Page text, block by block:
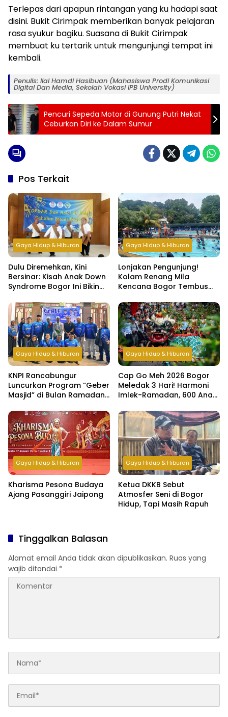
Terlepas dari apapun rintangan yang ku hadapi saat
disini. Bukit Cirimpak memberikan banyak pelajaran
rasa syukur bagiku. Suasana di Bukit Cirimpak
membuat ku tertarik untuk mengunjungi tempat ini
kembali.
Penulis: Ilal Hamdi Hasibuan (Mahasiswa Prodi Komunikasi
Digital Dan Media, Sekolah Vokasi IPB University)
Pencuri Sepeda Motor di Gunung Putri Nekat
Ceburkan Diri ke Dalam Sumur
Pos Terkait
Gaya Hidup & Hiburan
Dulu Diremehkan, Kini
Bersinar: Kisah Anak Down
Syndrome Bogor Ini Bikin
Gaya Hidup & Hiburan
Lonjakan Pengunjung!
Kolam Renang Mila
Kencana Bogor Tembus
Lebaran
Gaya Hidup & Hiburan
KNPI Rancabungur
Luncurkan Program “Geber
Masjid” di Bulan Ramadan,
Kebersamaan Pemuda
Gaya Hidup & Hiburan
Cap Go Meh 2026 Bogor
Meledak 3 Hari! Harmoni
Imlek-Ramadan, 600 Anak
Gaya Hidup & Hiburan
Kharisma Pesona Budaya
Ajang Pasanggiri Jaipong
Gaya Hidup & Hiburan
Ketua DKKB Sebut
Atmosfer Seni di Bogor
Hidup, Tapi Masih Rapuh
Tinggalkan Balasan
Alamat email Anda tidak akan dipublikasikan. Ruas yang
wajib ditandai *